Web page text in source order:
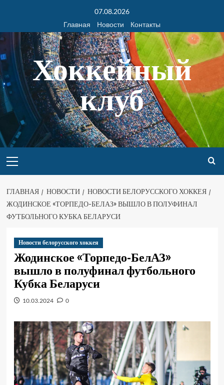
07.08.2026
Главная
Новости Контакты
Хоккейный
клуб
ГЛАВНАЯ НОВОСТИ
НОВОСТИ БЕЛОРУССКОГО ХОККЕЯ
ЖОДИНСКОЕ «ТОРПЕДО-БЕЛАЗ» ВЫШЛО В ПОЛУФИНАЛ
ФУТБОЛЬНОГО КУБКА БЕЛАРУСИ
Новости белорусского хоккея
Жодинское «Торпедо-БелАЗ»
вышло в полуфинал футбольного
Кубка Беларуси
10.03.2024 0